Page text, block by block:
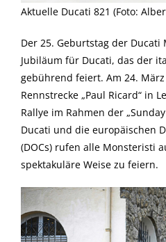
Aktuelle Ducati 821 (Foto:
Der 25. Geburtstag der
Jubiläum für Ducati, das der
gebührend feiert. Am 24.
Rennstrecke „Paul Ricard“ in
Rallye im Rahmen der
Ducati und die europäischen
(DOCs) rufen alle Monsteristi
spektakuläre Weise zu feiern.